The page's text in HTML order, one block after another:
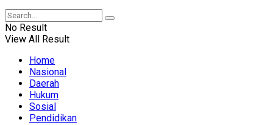
No Result
View All Result
Home
Nasional
Daerah
Hukum
Sosial
Pendidikan